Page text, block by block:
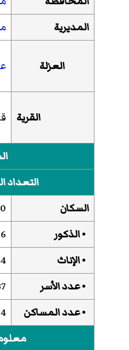
المديرية
العزلة
القرية
التعداد
السكان
• الذكور
• الإناث
• عدد الأسر
• عدد المساكن